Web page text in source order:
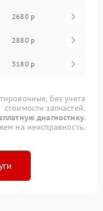
2680 р
2880 р
3180 р
без учета
стоимости запчастей.
диагностику.
на неисправность.